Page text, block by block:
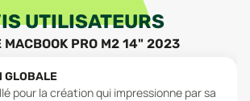
UTILISATEURS
MACBOOK PRO M2 14" 2023
GLOBALE
pour la création qui impressionne par sa